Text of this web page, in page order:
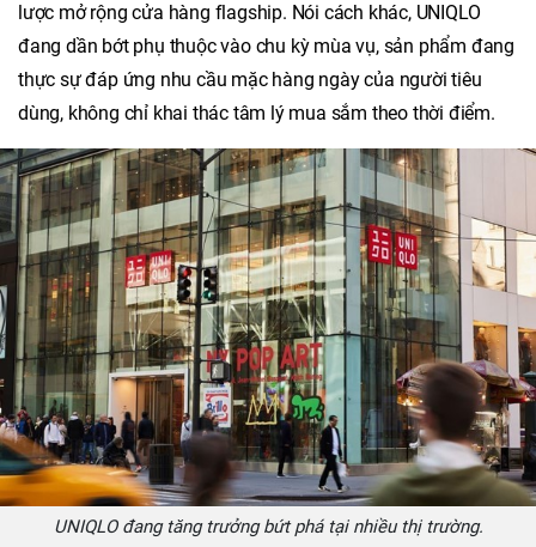
lược mở rộng cửa hàng flagship. Nói cách khác, UNIQLO
đang dần bớt phụ thuộc vào chu kỳ mùa vụ, sản phẩm đang
thực sự đáp ứng nhu cầu mặc hàng ngày của người tiêu
dùng, không chỉ khai thác tâm lý mua sắm theo thời điểm.
UNIQLO đang tăng trưởng bứt phá tại nhiều thị trường.